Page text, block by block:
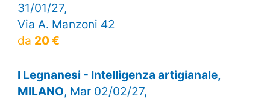
31/01/27,
Via A. Manzoni 42
da 20 €
I Legnanesi - Intelligenza artigianale,
MILANO, Mar 02/02/27,